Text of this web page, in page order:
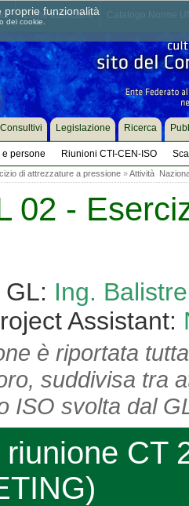
Come associarsi
e persone Riunioni CTI-CEN-ISO
Legislazione Ricerca
di attrezzature a pressione »Attività
02 -
Ing.
Assistant:
è riportata
suddivisa tra
ISO svolta dal
CT
proprie funzionalità
dei cookie.